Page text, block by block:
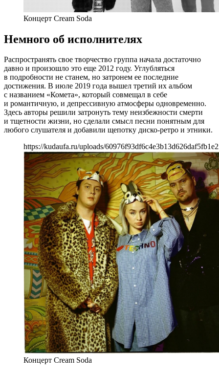
Концерт Cream Soda
Немного об исполнителях
Распространять свое творчество группа начала достаточно
давно и произошло это еще 2012 году. Углубляться
в подробности не станем, но затронем ее последние
достижения. В июле 2019 года вышел третий их альбом
с названием «Комета», который совмещал в себе
и романтичную, и депрессивную атмосферы одновременно.
Здесь авторы решили затронуть тему неизбежности смерти
и тщетности жизни, но сделали смысл песни понятным для
любого слушателя и добавили щепотку диско-ретро и этники.
https://kudaufa.ru/uploads/
Концерт Cream Soda